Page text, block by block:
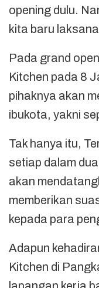
opening dulu.
kita baru
Pada grand
Kitchen pada 8
pihaknya akan
ibukota, yakni
Tak hanya itu,
setiap dalam
akan
memberikan
kepada para
Adapun
Kitchen di